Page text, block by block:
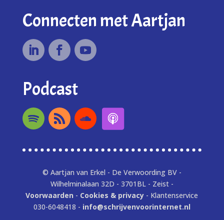
Connecten met Aartjan
Podcast
© Aartjan van Erkel - De Verwoording BV -
Wilhelminalaan 32D - 3701BL - Zeist -
Voorwaarden - Cookies & privacy - Klantenservice
030-6048418 - info@schrijvenvoorinternet.nl